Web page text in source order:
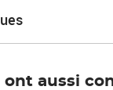
ont aussi